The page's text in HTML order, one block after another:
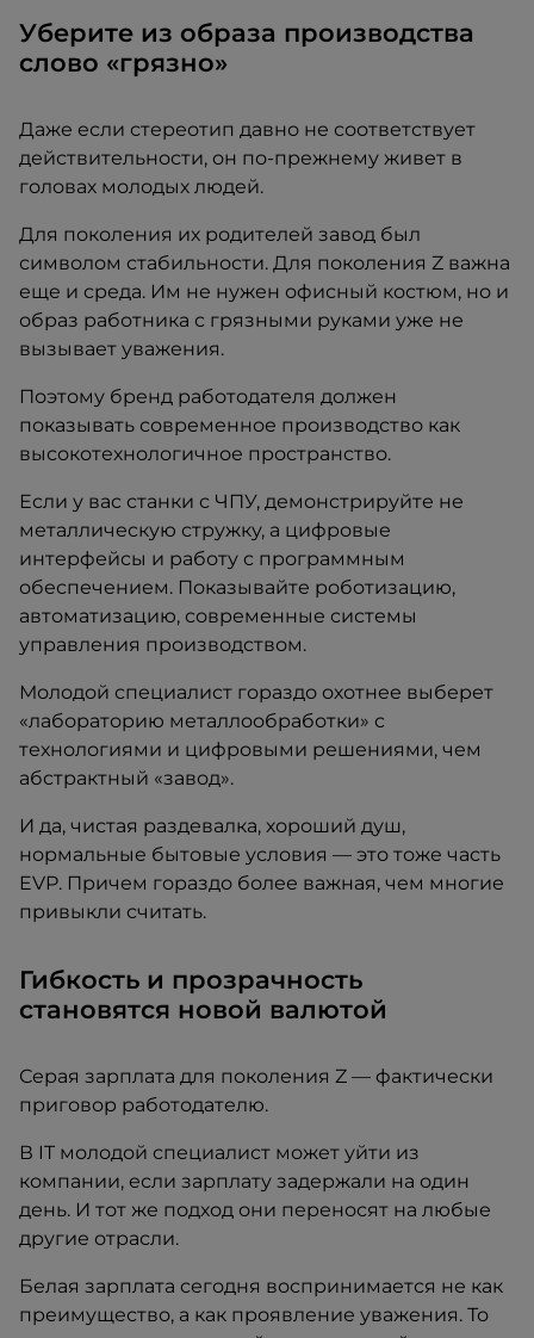
Уберите из образа производства
слово «грязно»
Даже если стереотип давно не соответствует
действительности, он по-прежнему живет в
головах молодых людей.
Для поколения их родителей завод был
символом стабильности. Для поколения Z важна
еще и среда. Им не нужен офисный костюм, но и
образ работника с грязными руками уже не
вызывает уважения.
Поэтому бренд работодателя должен
показывать современное производство как
высокотехнологичное пространство.
Если у вас станки с ЧПУ, демонстрируйте не
металлическую стружку, а цифровые
интерфейсы и работу с программным
обеспечением. Показывайте роботизацию,
автоматизацию, современные системы
управления производством.
Молодой специалист гораздо охотнее выберет
«лабораторию металлообработки» с
технологиями и цифровыми решениями, чем
абстрактный «завод».
И да, чистая раздевалка, хороший душ,
нормальные бытовые условия — это тоже часть
EVP. Причем гораздо более важная, чем многие
привыкли считать.
Гибкость и прозрачность
становятся новой валютой
Серая зарплата для поколения Z — фактически
приговор работодателю.
В IT молодой специалист может уйти из
компании, если зарплату задержали на один
день. И тот же подход они переносят на любые
другие отрасли.
Белая зарплата сегодня воспринимается не как
преимущество, а как проявление уважения. То